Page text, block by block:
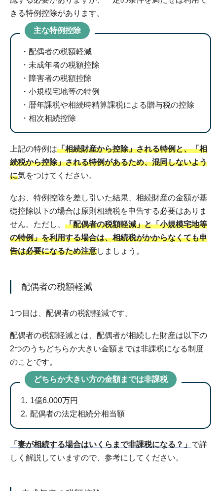
きる特例控除があります。
主な特例控除
配偶者の税額軽減
未成年者の税額控除
障害者の税額控除
小規模宅地等の特例
暦年課税や相続時精算課税による贈与税の控除
相次相続控除
上記の特例は「相続財産から控除」される特例と、「相
続税から控除」される特例があるため、混同しないよう
に気をつけてください。
なお、特例控除を差し引いた結果、相続財産の金額が基
礎控除以下の場合は原則相続税を申告する必要はありま
せん。ただし、 「配偶者の税額軽減」と「小規模宅地等
の特例」を利用する場合は、相続税がかからなくても申
告は必要になるため注意しましょう。
配偶者の税額軽減
1つ目は、配偶者の税額軽減です。
配偶者の税額軽減とは、配偶者が相続した財産は以下の
2つのうちどちらか大きい金額までは非課税になる制度
のことです。
どちらか大きい方の金額までは非課税
1億6,000万円
配偶者の法定相続分相当額
「妻が相続する場合はいくらまで非課税になる？」 で詳
しく解説していますので、参考にしてください。